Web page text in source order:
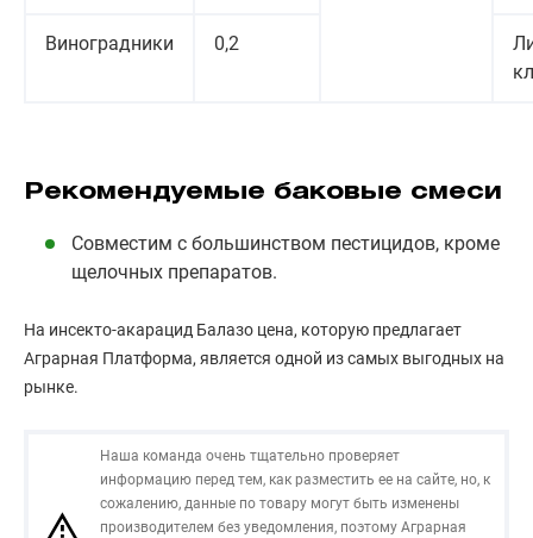
Виноградники 0,2
Рекомендуемые баковые смеси
Совместим с большинством пестицидов, кроме
щелочных препаратов.
На инсекто-акарацид Балазо цена, которую предлагает
Аграрная Платформа, является одной из самых выгодных на
рынке.
Наша команда очень тщательно проверяет
информацию перед тем, как разместить ее на сайте, но, к
сожалению, данные по товару могут быть изменены
производителем без уведомления, поэтому Аграрная